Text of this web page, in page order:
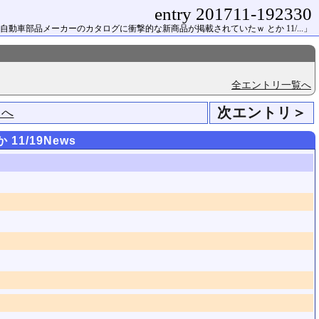
entry 201711-192330
動車部品メーカーのカタログに衝撃的な新商品が掲載されていたｗ とか 11/...」
全エントリ一覧へ
次エントリ＞
11/19News